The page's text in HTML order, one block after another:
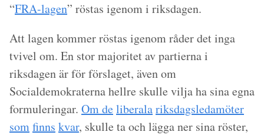
“FRA-lagen” röstas igenom i riksdagen.
Att lagen kommer röstas igenom råder det inga
tvivel om. En stor majoritet av partierna i
riksdagen är för förslaget, även om
Socialdemokraterna hellre skulle vilja ha sina egna
formuleringar. Om deliberalariksdagsledamöter
somfinns kvar, skulle ta och lägga ner sina röster,